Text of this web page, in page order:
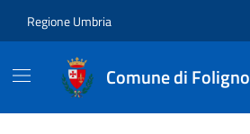
Regione Umbria
Comune di Foligno